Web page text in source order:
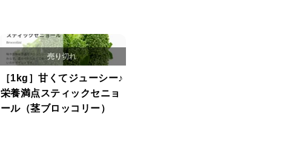
［1kg］甘くてジューシー♪
栄養満点スティックセニョ
ール（茎ブロッコリー）